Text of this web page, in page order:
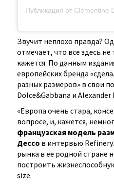
Звучит неплохо правда?
отмечает, что все здесь не
кажется. По данным
европейских бренда
разных размеров» в свои
Dolce&Gabbana и Alexander
«Европа очень стара,
вопросе, и, кажется,
французская модель
Дессо в интервью
рынка в ее родной стране
построить
size.